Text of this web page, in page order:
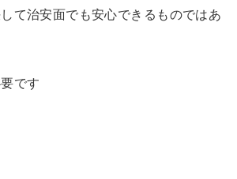
て治安面でも安心できるものではあ
です